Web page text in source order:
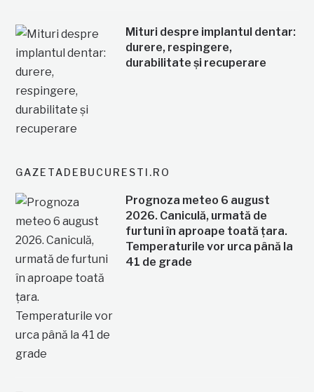
Mituri despre implantul dentar:
durere, respingere,
durabilitate și recuperare
GAZETADEBUCURESTI.RO
Prognoza meteo 6 august
2026. Caniculă, urmată de
furtuni în aproape toată țara.
Temperaturile vor urca până la
41 de grade